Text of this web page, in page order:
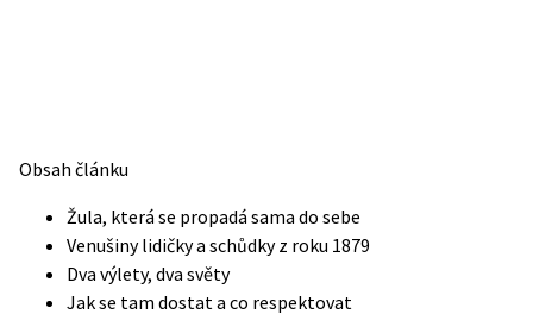
Obsah článku
Žula, která se propadá sama do sebe
Venušiny lidičky a schůdky z roku 1879
Dva výlety, dva světy
Jak se tam dostat a co respektovat